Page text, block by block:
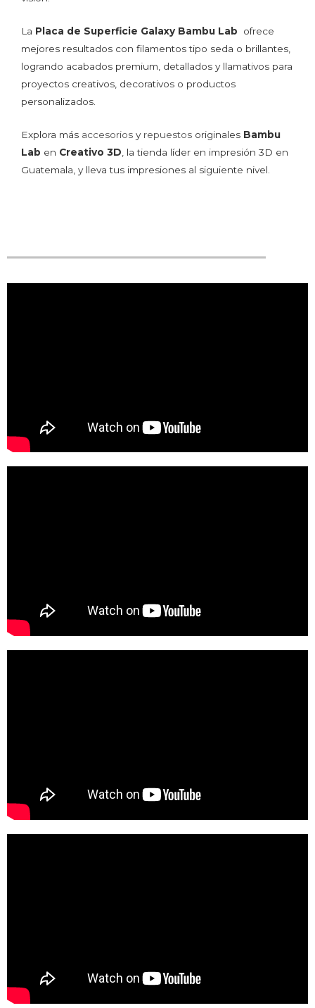
La Placa de Superficie Galaxy Bambu Lab ofrece
mejores resultados con filamentos tipo seda o brillantes,
logrando acabados premium, detallados y llamativos para
proyectos creativos, decorativos o productos
personalizados.
Explora más accesorios y repuestos originales Bambu
Lab en Creativo 3D , la tienda líder en impresión 3D en
Guatemala, y lleva tus impresiones al siguiente nivel.